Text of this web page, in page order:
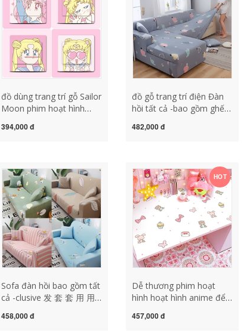
đồ dùng trang trí gỗ Sailor
Moon phim hoạt hình
gỡ bỏ hoạt hình dễ
trí đồ gỗ điêu khắc trang
trí decor phòng ngủ đồ gỗ
394,000 đ
đồ gỗ trang trí điện Đàn
hồi tất cả -bao gồm ghế
Vợ sofa phổ quát da đơn
482,000 đ
Sofa đàn hồi bao gồm tất
cả -clusive 发 套 套 用 用
trí bàn làm việc đồ gỗ
458,000 đ
HOT
Dễ thương phim hoạt
hình hoạt hình anime để
bảng trong cô gái sinh
457,000 đ